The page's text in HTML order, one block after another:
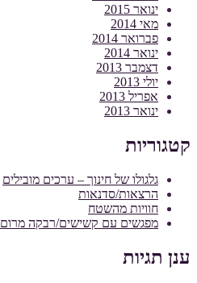
ינואר 2015
מאי 2014
פברואר 2014
ינואר 2014
דצמבר 2013
יולי 2013
אפריל 2013
ינואר 2013
קטגוריות
גלגולו של חינוך – ערכים מובילים
הרצאות/סדנאות
חוויות מהשטח
מפגשים עם קשישים/רבקה מרום
ענן תגיות